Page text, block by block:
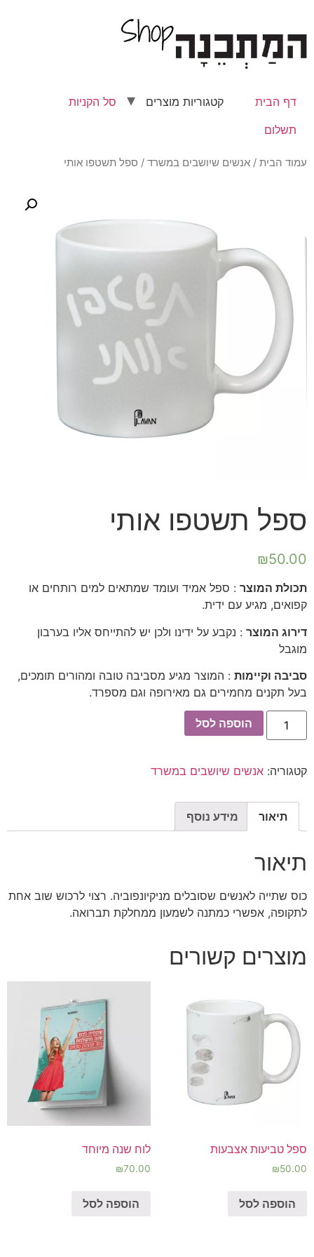
דף הבית קטגוריות מוצרים
סל הקניות
תשלום
עמוד הבית / אנשים שיושבים במשרד / ספל תשטפו אותי
ספל תשטפו אותי
₪50.00
תכולת המוצר : ספל אמיד ועומד שמתאים למים רותחים או
קפואים, מגיע עם ידית.
דירוג המוצר : נקבע על ידינו ולכן יש להתייחס אליו בערבון
מוגבל
סביבה וקיימות : המוצר מגיע מסביבה טובה ומהורים תומכים,
בעל תקנים מחמירים גם מאירופה וגם מספרד.
כמות
ספל
הוספה לסל
קטגוריה: אנשים שיושבים במשרד
תיאור מידע נוסף
תיאור
כוס שתייה לאנשים שסובלים מניקיונפוביה. רצוי לרכוש שוב אחת
לתקופה, אפשרי כמתנה לשמעון ממחלקת תברואה.
מוצרים קשורים
ספל טביעות אצבעות
₪50.00
הוספה לסל
לוח שנה מיוחד
₪70.00
הוספה לסל